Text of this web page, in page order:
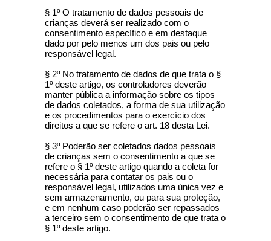
§ 1º O tratamento de dados pessoais de
crianças deverá ser realizado com o
consentimento específico e em destaque
dado por pelo menos um dos pais ou pelo
responsável legal.
§ 2º No tratamento de dados de que trata o §
1º deste artigo, os controladores deverão
manter pública a informação sobre os tipos
de dados coletados, a forma de sua utilização
e os procedimentos para o exercício dos
direitos a que se refere o art. 18 desta Lei.
§ 3º Poderão ser coletados dados pessoais
de crianças sem o consentimento a que se
refere o § 1º deste artigo quando a coleta for
necessária para contatar os pais ou o
responsável legal, utilizados uma única vez e
sem armazenamento, ou para sua proteção,
e em nenhum caso poderão ser repassados
a terceiro sem o consentimento de que trata o
§ 1º deste artigo.